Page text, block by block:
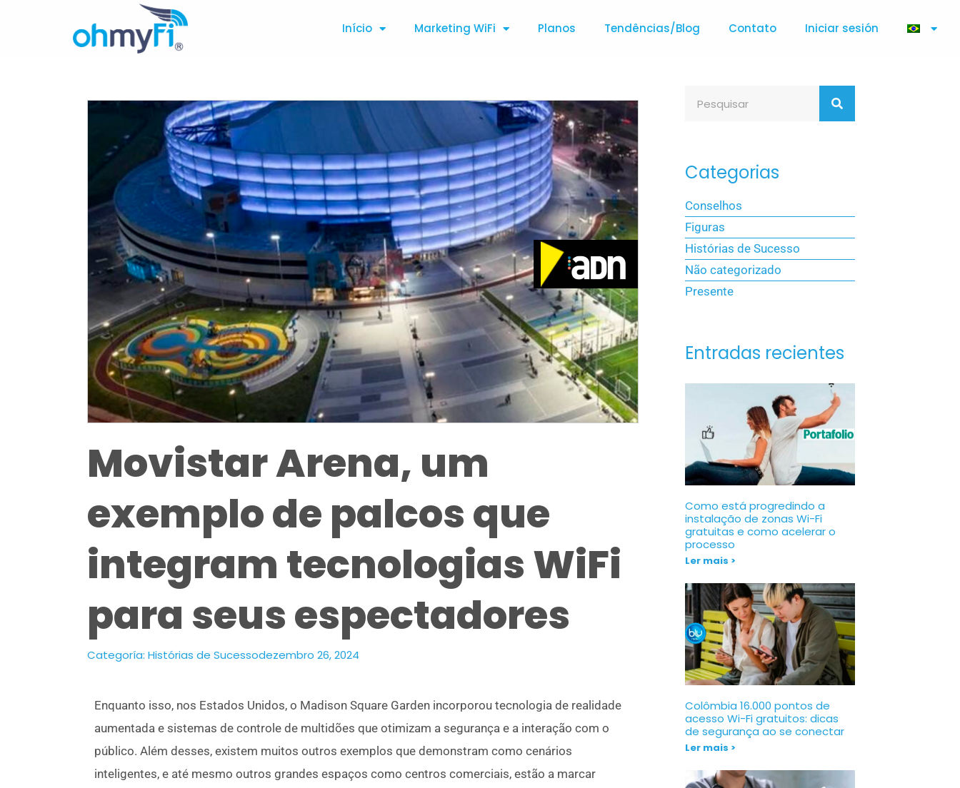
Início Marketing WiFi Planos Tendências/Blog Contato Iniciar sesión
Movistar Arena, um
exemplo de palcos que
integram tecnologias WiFi
para seus espectadores
Categoría: Histórias de Sucessodezembro 26, 2024
Enquanto isso, nos Estados Unidos, o Madison Square Garden incorporou tecnologia de realidade
aumentada e sistemas de controle de multidões que otimizam a segurança e a interação com o
público. Além desses, existem muitos outros exemplos que demonstram como cenários
inteligentes, e até mesmo outros grandes espaços como centros comerciais, estão a marcar
Categorias
Conselhos
Figuras
Histórias de Sucesso
Não categorizado
Presente
Entradas recientes
Como está progredindo a
instalação de zonas Wi-Fi
gratuitas e como acelerar o
processo
Ler mais >
Colômbia 16.000 pontos de
acesso Wi-Fi gratuitos: dicas
de segurança ao se conectar
Ler mais >